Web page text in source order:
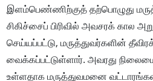
இளம்பெண்ணிற்குத் தற்பொழுது
சிகிச்சைப் பிரிவில் அவசரக் கால
செய்யப்பட்டு, மருத்துவர்களின்
வைக்கப்பட்டுள்ளார். அவரது
உள்ளதாக மருத்துவமனை